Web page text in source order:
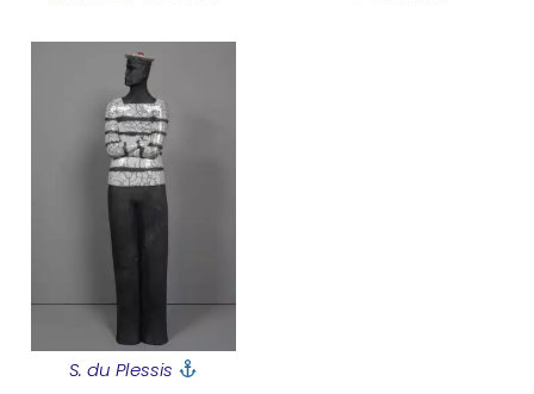
S. du Plessis